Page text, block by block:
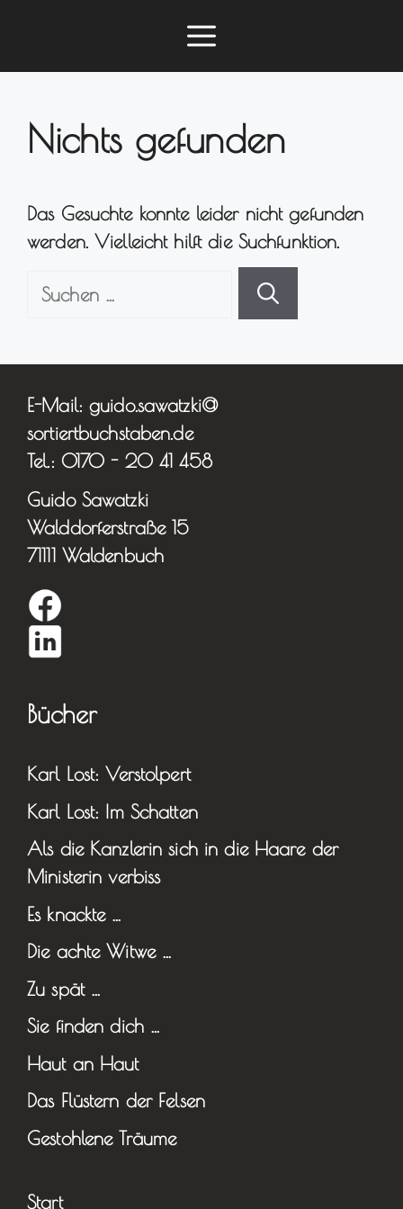
springen
Menü
Nichts gefunden
Das Gesuchte konnte leider nicht gefunden
werden. Vielleicht hilft die Suchfunktion.
nach:
E-Mail: guido.sawatzki@
sortiertbuchstaben.de
Tel.: 0170 - 20 41 458
Guido Sawatzki
Walddorferstraße 15
71111 Waldenbuch
Bücher
Karl Lost: Verstolpert
Karl Lost: Im Schatten
Als die Kanzlerin sich in die Haare der
Ministerin verbiss
Es knackte …
Die achte Witwe …
Zu spät …
Sie finden dich …
Haut an Haut
Das Flüstern der Felsen
Gestohlene Träume
Start